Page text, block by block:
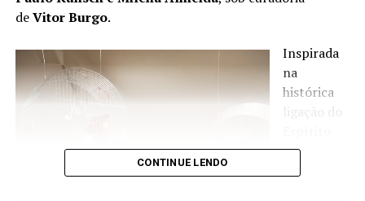
documentárioAmazônia Groove
musicais que pulsam na Amazônia paraense. Ao dar voz
aos artistas locais, a produção lança luz sobre a riqueza
sonora e cultural da região.
deVitor Burgo.
Inspirada
na
histórica
ligação do
Santo com
a indústria
CONTINUE LENDO